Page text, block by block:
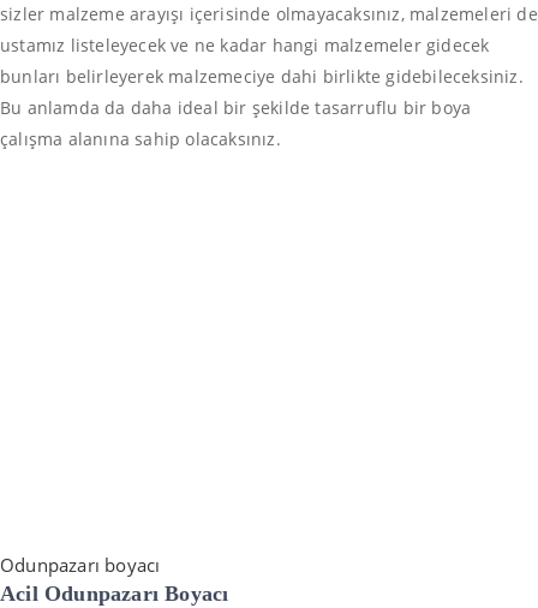
sizler malzeme arayışı içerisinde olmayacaksınız, malzemeleri de
ustamız listeleyecek ve ne kadar hangi malzemeler gidecek
bunları belirleyerek malzemeciye dahi birlikte gidebileceksiniz.
Bu anlamda da daha ideal bir şekilde tasarruflu bir boya
çalışma alanına sahip olacaksınız.
Odunpazarı boyacı
Acil Odunpazarı Boyacı